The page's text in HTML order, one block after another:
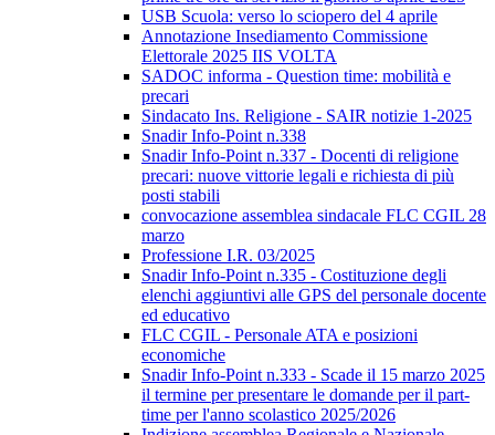
USB Scuola: verso lo sciopero del 4 aprile
Annotazione Insediamento Commissione
Elettorale 2025 IIS VOLTA
SADOC informa - Question time: mobilità e
precari
Sindacato Ins. Religione - SAIR notizie 1-2025
Snadir Info-Point n.338
Snadir Info-Point n.337 - Docenti di religione
precari: nuove vittorie legali e richiesta di più
posti stabili
convocazione assemblea sindacale FLC CGIL 28
marzo
Professione I.R. 03/2025
Snadir Info-Point n.335 - Costituzione degli
elenchi aggiuntivi alle GPS del personale docente
ed educativo
FLC CGIL - Personale ATA e posizioni
economiche
Snadir Info-Point n.333 - Scade il 15 marzo 2025
il termine per presentare le domande per il part-
time per l'anno scolastico 2025/2026